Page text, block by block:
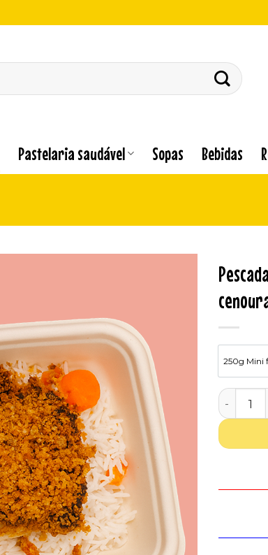
Pastelaria saudável Sopas Bebidas
favoritos
250g Mini